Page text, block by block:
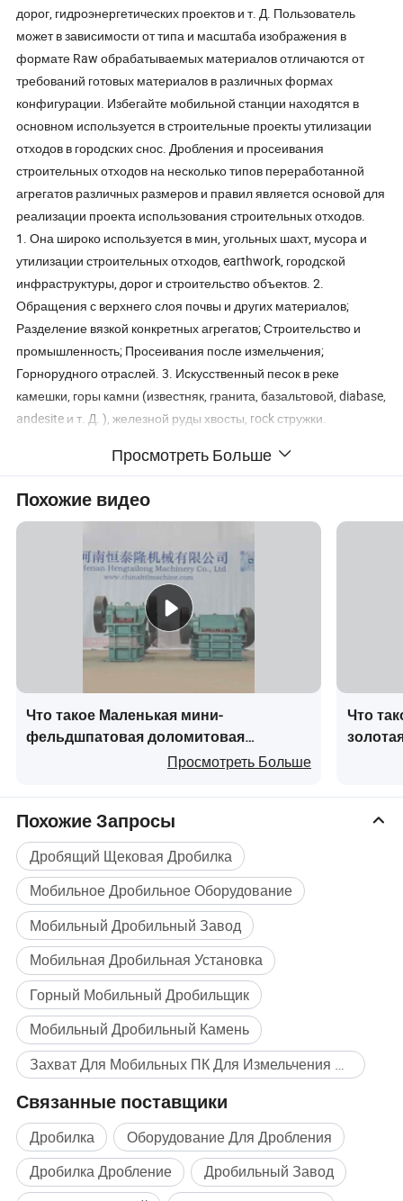
дорог, гидроэнергетических проектов и т. Д. Пользователь
может в зависимости от типа и масштаба изображения в
формате Raw обрабатываемых материалов отличаются от
требований готовых материалов в различных формах
конфигурации. Избегайте мобильной станции находятся в
основном используется в строительные проекты утилизации
отходов в городских снос. Дробления и просеивания
строительных отходов на несколько типов переработанной
агрегатов различных размеров и правил является основой для
реализации проекта использования строительных отходов.
1. Она широко используется в мин, угольных шахт, мусора и
утилизации строительных отходов, earthwork, городской
инфраструктуры, дорог и строительство объектов. 2.
Обращения с верхнего слоя почвы и других материалов;
Разделение вязкой конкретных агрегатов; Строительство и
промышленность; Просеивания после измельчения;
Горнорудного отраслей. 3. Искусственный песок в реке
камешки, горы камни (известняк, гранита, базальтовой, diabase,
andesite и т. Д. ), железной руды хвосты, rock стружки.
Мобильный завод в результате раздавливания также под
названием портативные станции для измельчения, - это
Просмотреть Больше
Похожие видео
Что такое Маленькая мини-
фельдшпатовая доломитовая
гравийная щековая дробилка цены
Просмотреть Больше
Что
Похожие Запросы
Дробящий Щековая Дробилка
Мобильное Дробильное Оборудование
Мобильный Дробильный Завод
Мобильная Дробильная Установка
Горный Мобильный Дробильщик
Мобильный Дробильный Камень
Захват Для Мобильных ПК Для Измельчения Массовая покупка
Связанные поставщики
Дробилка
Оборудование Для Дробления
Дробилка Дробление
Дробильный Завод